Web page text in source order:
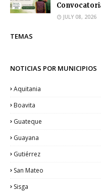
JULY 08, 2026
TEMAS
NOTICIAS POR MUNICIPIOS
Aquitania
Boavita
Guateque
Guayana
Gutiérrez
San Mateo
Sisga